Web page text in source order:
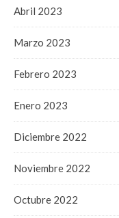
Abril 2023
Marzo 2023
Febrero 2023
Enero 2023
Diciembre 2022
Noviembre 2022
Octubre 2022